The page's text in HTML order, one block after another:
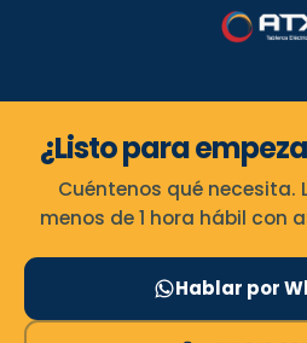
¿Listo para
Cuéntenos qué necesita.
menos de 1 hora hábil con
Hablar por